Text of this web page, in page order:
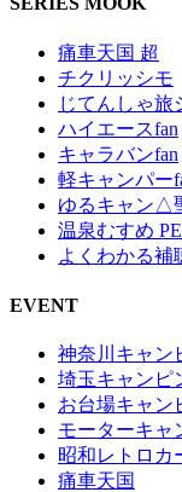
痛車天国 超
チクリッシモ
じてんしゃ旅
ハイエースfan
キャラバンfan
軽キャンパー
ゆるキャン△
温泉むすめ
よくわかる補
EVENT
神奈川キャン
埼玉キャンピ
お台場キャン
モーターキャ
昭和レトロカ
痛車天国